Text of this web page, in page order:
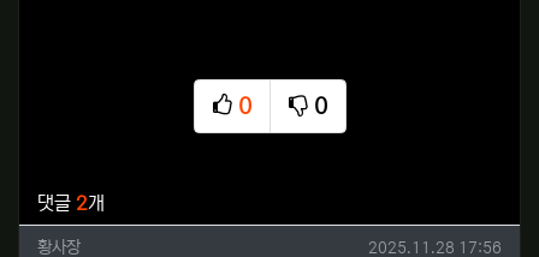
0
추천
0
비추천
댓글 2개
황사장님의 댓글
황사장 작성일
2025.11.28 17:56